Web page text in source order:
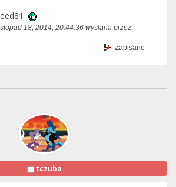
18, 2014, 20:44:36 wysłana przez
Zapisane
tczuba